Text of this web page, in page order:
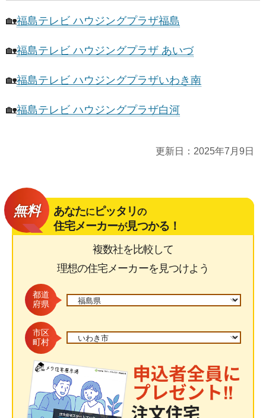
🏡福島テレビ ハウジングプラザ福島
🏡福島テレビ ハウジングプラザ あいづ
🏡福島テレビ ハウジングプラザいわき南
🏡福島テレビ ハウジングプラザ白河
更新日： 2025年7月9日
無料 あなたにピッタリの
住宅メーカーが見つかる！
複数社を比較して
理想の住宅メーカーを見つけよう
都道
府県
市区
町村